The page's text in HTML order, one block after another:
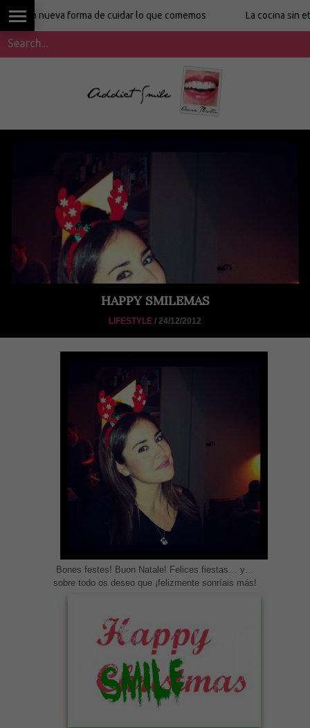
nueva forma de cuidar lo que comemos La cocina sin
HAPPY SMILEMAS
LIFESTYLE / 24/12/2012
Bones festes! Buon Natale! Felices fiestas… y…
sobre todo os deseo que ¡felizmente sonríais más!